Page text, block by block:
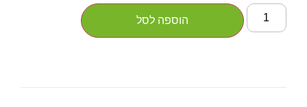
הוספה לסל